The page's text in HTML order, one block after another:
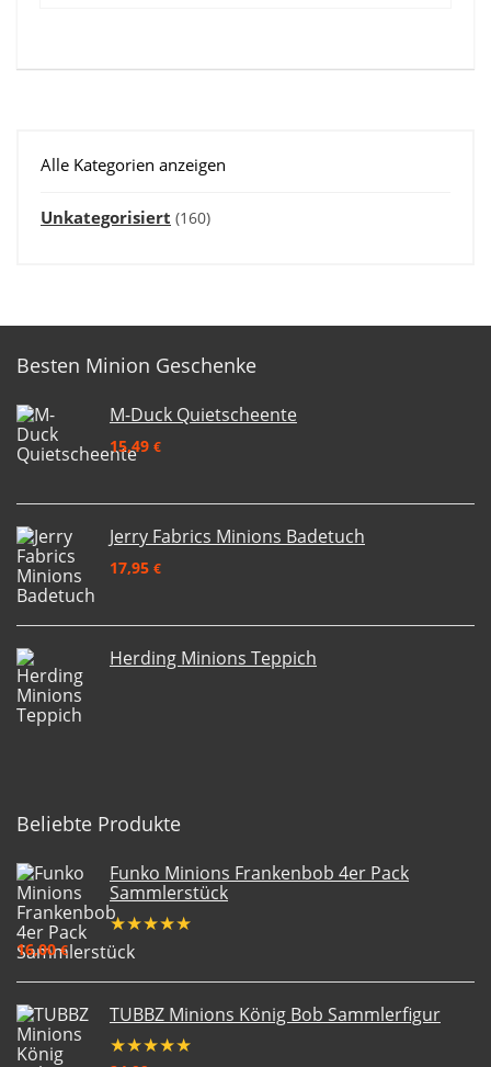
Alle Kategorien anzeigen
Unkategorisiert (160)
Besten Minion Geschenke
M-Duck Quietscheente
15,49 €
Jerry Fabrics Minions Badetuch
17,95 €
Herding Minions Teppich
Beliebte Produkte
Funko Minions Frankenbob 4er Pack
Sammlerstück
★★★★★
16,00€
TUBBZ Minions König Bob Sammlerfigur
★★★★★